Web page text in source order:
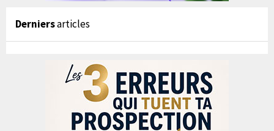
Derniersarticles